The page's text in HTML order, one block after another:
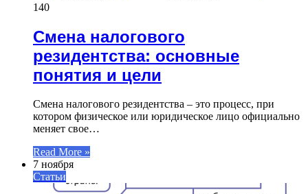
140
Смена налогового
резидентства: основные
понятия и цели
Смена налогового резидентства – это процесс, при
котором физическое или юридическое лицо официально
меняет свое…
Read More »
7 ноября
Статьи